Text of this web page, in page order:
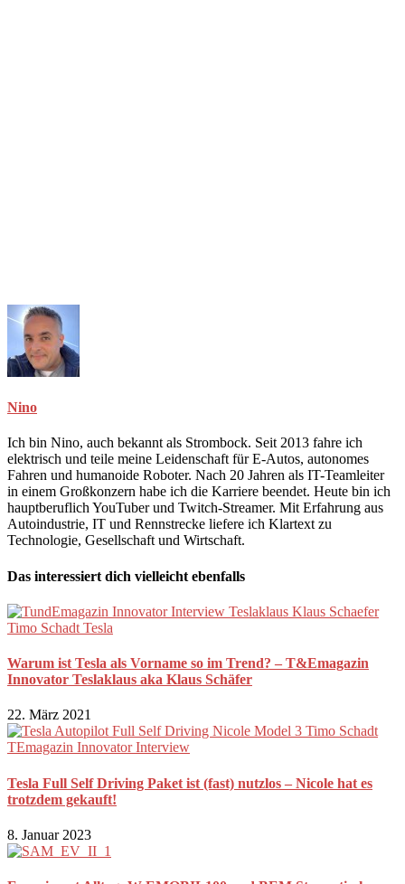
Nino
Ich bin Nino, auch bekannt als Strombock. Seit 2013 fahre ich
elektrisch und teile meine Leidenschaft für E-Autos, autonomes
Fahren und humanoide Roboter. Nach 20 Jahren als IT-Teamleiter
in einem Großkonzern habe ich die Karriere beendet. Heute bin ich
hauptberuflich YouTuber und Twitch-Streamer. Mit Erfahrung aus
Autoindustrie, IT und Rennstrecke liefere ich Klartext zu
Technologie, Gesellschaft und Wirtschaft.
Das interessiert dich vielleicht ebenfalls
Warum ist Tesla als Vorname so im Trend? – T&Emagazin
Innovator Teslaklaus aka Klaus Schäfer
22. März 2021
Tesla Full Self Driving Paket ist (fast) nutzlos – Nicole hat es
trotzdem gekauft!
8. Januar 2023